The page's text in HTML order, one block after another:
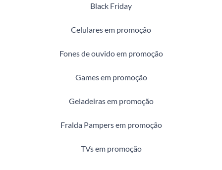
Black Friday
Celulares em promoção
Fones de ouvido em promoção
Games em promoção
Geladeiras em promoção
Fralda Pampers em promoção
TVs em promoção